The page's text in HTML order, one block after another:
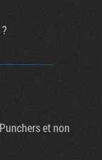
et non